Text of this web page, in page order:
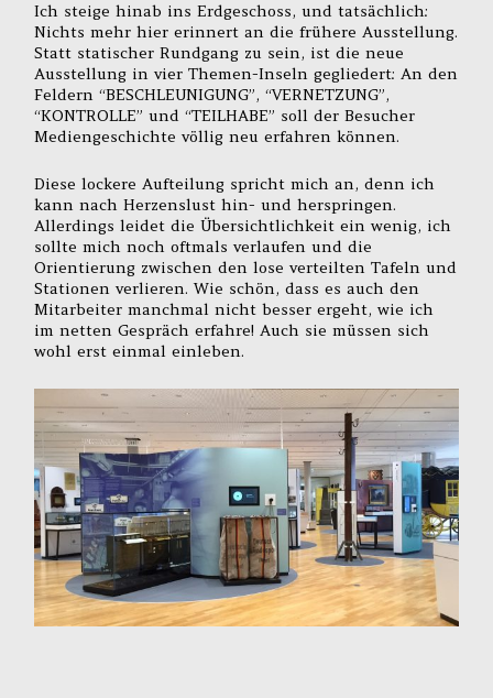
Ich steige hinab ins Erdgeschoss, und tatsächlich:
Nichts mehr hier erinnert an die frühere Ausstellung.
Statt statischer Rundgang zu sein, ist die neue
Ausstellung in vier Themen-Inseln gegliedert: An den
Feldern “BESCHLEUNIGUNG”, “VERNETZUNG”,
“KONTROLLE” und “TEILHABE” soll der Besucher
Mediengeschichte völlig neu erfahren können.
Diese lockere Aufteilung spricht mich an, denn ich
kann nach Herzenslust hin- und herspringen.
Allerdings leidet die Übersichtlichkeit ein wenig, ich
sollte mich noch oftmals verlaufen und die
Orientierung zwischen den lose verteilten Tafeln und
Stationen verlieren. Wie schön, dass es auch den
Mitarbeiter manchmal nicht besser ergeht, wie ich
im netten Gespräch erfahre! Auch sie müssen sich
wohl erst einmal einleben.